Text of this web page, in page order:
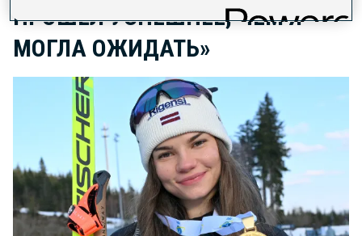
ПРОШЕЛ УСПЕШНЕЕ, ЧЕМ Я
МОГЛА ОЖИДАТЬ»